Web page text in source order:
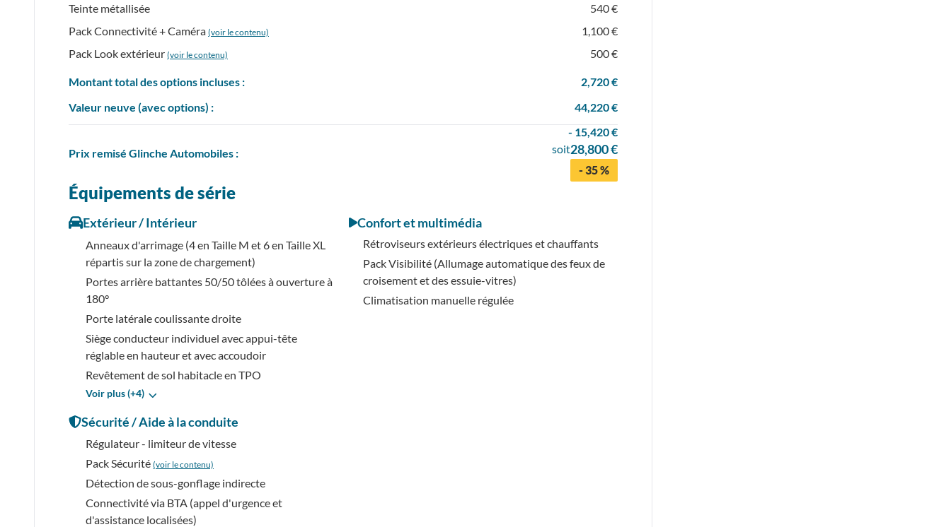
Teinte métallisée
540 €
Pack Connectivité + Caméra (voir le contenu)
1,100 €
Pack Look extérieur (voir le contenu) 500 €
Montant total des options incluses :
2,720 €
Valeur neuve (avec options) :
44,220 €
Prix remisé Glinche Automobiles :
- 15,420 €
soit28,800 €
- 35 %
Équipements de série
Extérieur / Intérieur
Anneaux d'arrimage (4 en Taille M et 6 en Taille XL
répartis sur la zone de chargement)
Portes arrière battantes 50/50 tôlées à ouverture à
180°
Porte latérale coulissante droite
Siège conducteur individuel avec appui-tête
réglable en hauteur et avec accoudoir
Revêtement de sol habitacle en TPO
Voir plus (+4)
Confort et multimédia
Rétroviseurs extérieurs électriques et chauffants
Pack Visibilité (Allumage automatique des feux de
croisement et des essuie-vitres)
Climatisation manuelle régulée
Sécurité / Aide à la conduite
Régulateur - limiteur de vitesse
Pack Sécurité (voir le contenu)
Détection de sous-gonflage indirecte
Connectivité via BTA (appel d'urgence et
d'assistance localisées)